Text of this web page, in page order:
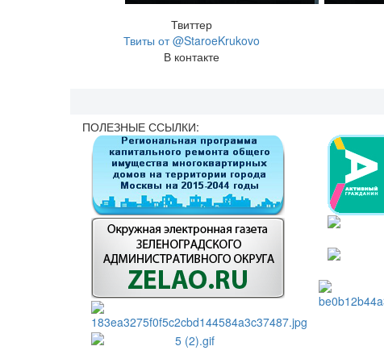
Твиттер
Твиты от @StaroeKrukovo
В контакте
ПОЛЕЗНЫЕ ССЫЛКИ: